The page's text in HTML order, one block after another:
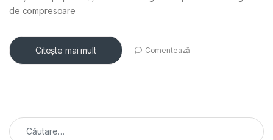
de compresoare
Citește mai mult Comentează
Caută după: